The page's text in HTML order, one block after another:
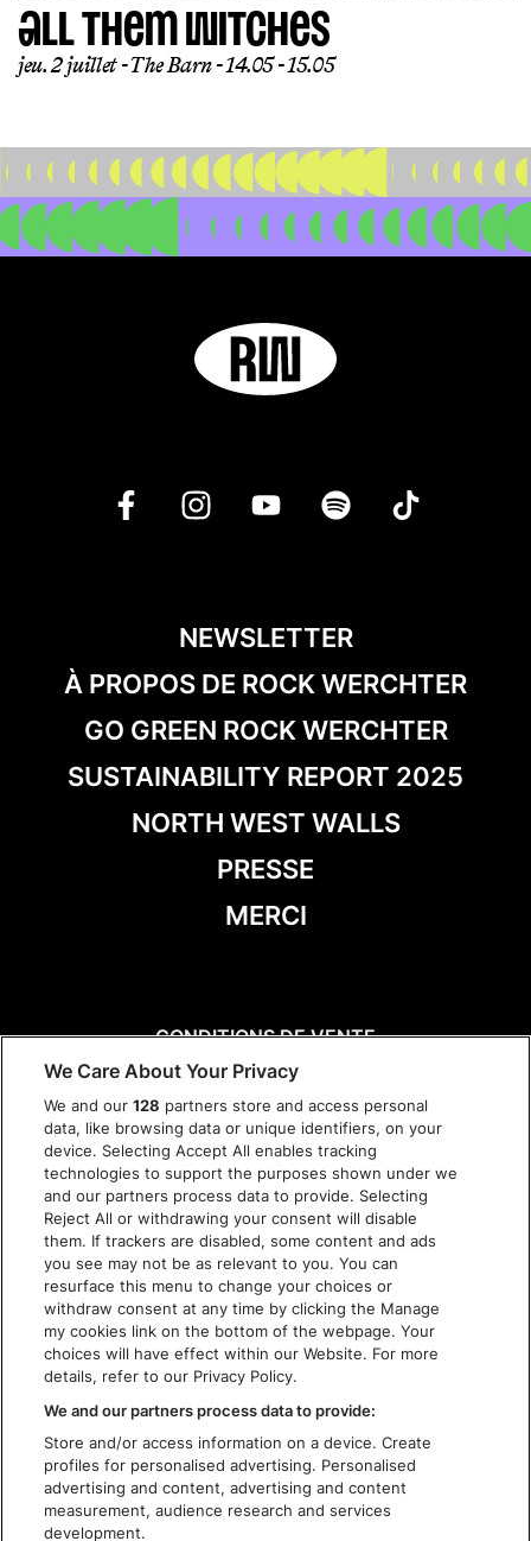
ALL THEM WITCHES
jeu. 2 juillet The Barn 14.05 - 15.05
NEWSLETTER
À PROPOS DE ROCK WERCHTER
GO GREEN ROCK WERCHTER
SUSTAINABILITY REPORT 2025
NORTH WEST WALLS
PRESSE
MERCI
CONDITIONS DE VENTE
MENTIONS LÉGALES
CHARTE DE CONFIDENTIALITÉ
COOKIES
CHARTE D'ACCESSIBILITÉ
We Care About Your Privacy
We and our128 partners store and access personal
data, like browsing data or unique identifiers, on your
device. Selecting Accept All enables tracking
technologies to support the purposes shown under we
and our partners process data to provide. Selecting
Reject All or withdrawing your consent will disable
them. If trackers are disabled, some content and ads
you see may not be as relevant to you. You can
resurface this menu to change your choices or
withdraw consent at any time by clicking the Manage
my cookies link on the bottom of the webpage. Your
choices will have effect within our Website. For more
details, refer to our Privacy Policy.
We and our partners process data to provide:
Store and/or access information on a device. Create
profiles for personalised advertising. Personalised
advertising and content, advertising and content
measurement, audience research and services
development.